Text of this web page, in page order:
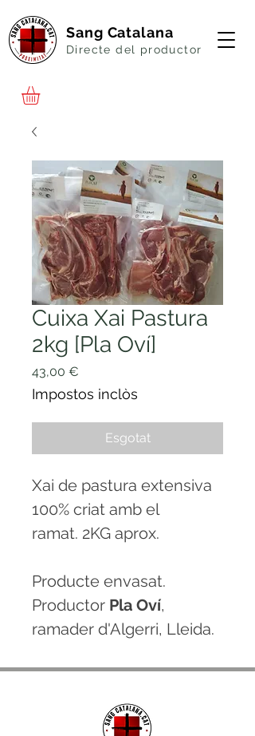
Sang Catalana
Directe del productor
Cuixa Xai Pastura
2kg [Pla Oví]
43,00 €
Impostos inclòs
Esgotat
Xai de pastura extensiva
100% criat amb el
ramat. 2KG aprox.
Producte envasat.
Productor Pla Oví,
ramader d'Algerri, Lleida.